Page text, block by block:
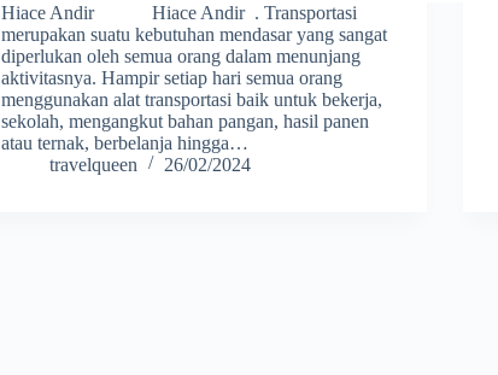
Hiace Andir Hiace Andir . Transportasi
merupakan suatu kebutuhan mendasar yang sangat
diperlukan oleh semua orang dalam menunjang
aktivitasnya. Hampir setiap hari semua orang
menggunakan alat transportasi baik untuk bekerja,
sekolah, mengangkut bahan pangan, hasil panen
atau ternak, berbelanja hingga…
travelqueen
26/02/2024